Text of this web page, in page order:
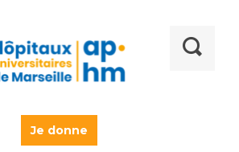
Je donne